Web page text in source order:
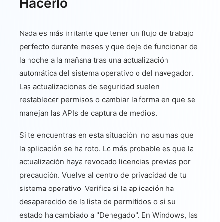
Hacerlo
Nada es más irritante que tener un flujo de trabajo
perfecto durante meses y que deje de funcionar de
la noche a la mañana tras una actualización
automática del sistema operativo o del navegador.
Las actualizaciones de seguridad suelen
restablecer permisos o cambiar la forma en que se
manejan las APIs de captura de medios.
Si te encuentras en esta situación, no asumas que
la aplicación se ha roto. Lo más probable es que la
actualización haya revocado licencias previas por
precaución. Vuelve al centro de privacidad de tu
sistema operativo. Verifica si la aplicación ha
desaparecido de la lista de permitidos o si su
estado ha cambiado a "Denegado". En Windows, las